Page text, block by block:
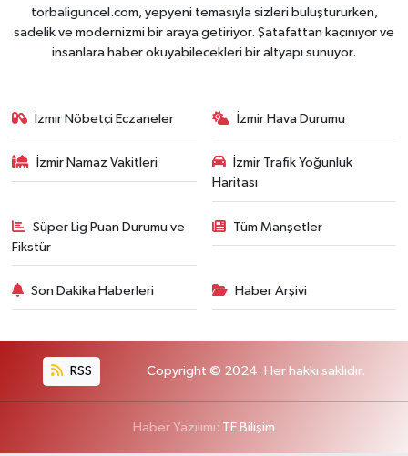
torbaliguncel.com, yepyeni temasıyla sizleri buluştururken,
sadelik ve modernizmi bir araya getiriyor. Şatafattan kaçınıyor ve
insanlara haber okuyabilecekleri bir altyapı sunuyor.
İzmir Nöbetçi Eczaneler İzmir Hava Durumu
İzmir Namaz Vakitleri
İzmir Trafik Yoğunluk
Haritası
Süper Lig Puan Durumu ve
Fikstür
Tüm Manşetler
Son Dakika Haberleri Haber Arşivi
RSS Copyright © 2024. Her hakkı saklıdır.
Haber Yazılımı: TE Bilişim